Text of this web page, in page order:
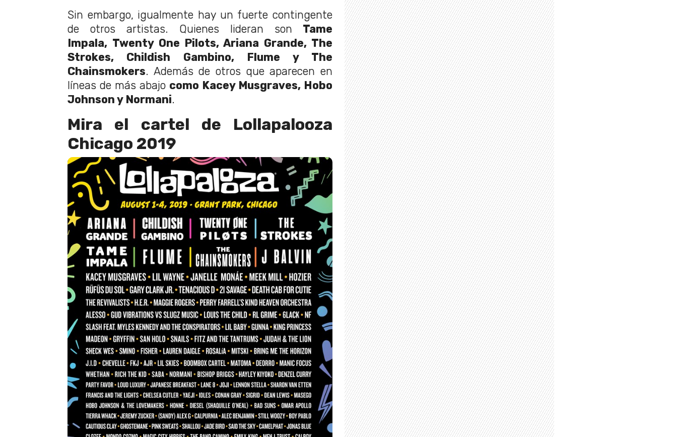
Sin embargo, igualmente hay un fuerte contingente
de otros artistas. Quienes lideran son Tame
Impala, Twenty One Pilots, Ariana Grande, The
Strokes, Childish Gambino, Flume y The
Chainsmokers. Además de otros que aparecen en
líneas de más abajo como Kacey Musgraves, Hobo
Johnson y Normani.
Mira el cartel de Lollapalooza
Chicago 2019